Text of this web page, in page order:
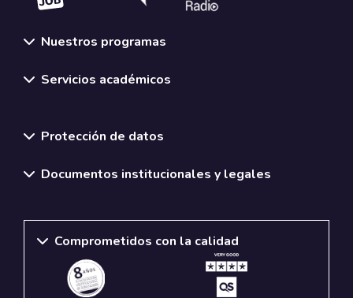
Nuestros programas
Servicios académicos
Protección de datos
Documentos institucionales y legales
Comprometidos con la calidad